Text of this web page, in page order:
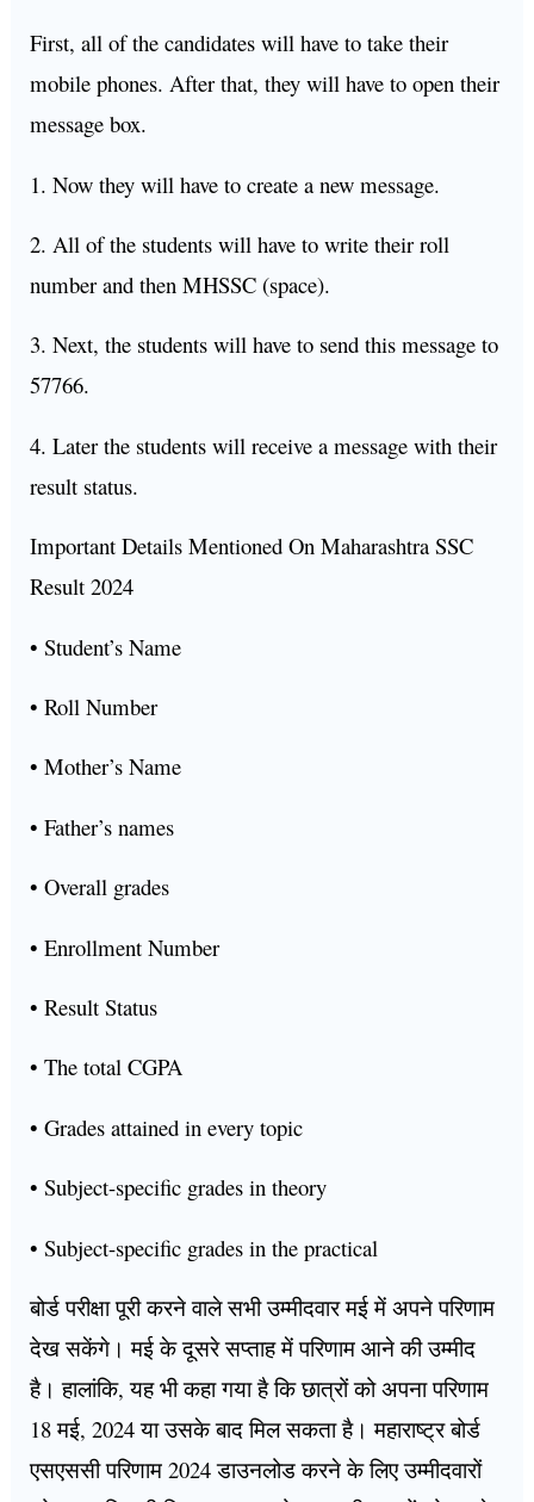
First, all of the candidates will have to take their
mobile phones. After that, they will have to open their
message box.
1. Now they will have to create a new message.
2. All of the students will have to write their roll
number and then MHSSC (space).
3. Next, the students will have to send this message to
57766.
4. Later the students will receive a message with their
result status.
Important Details Mentioned On Maharashtra SSC
Result 2024
• Student’s Name
• Roll Number
• Mother’s Name
• Father’s names
• Overall grades
• Enrollment Number
• Result Status
• The total CGPA
• Grades attained in every topic
• Subject-specific grades in theory
• Subject-specific grades in the practical
बोर्ड परीक्षा पूरी करने वाले सभी उम्मीदवार मई में अपने परिणाम
देख सकेंगे। मई के दूसरे सप्ताह में परिणाम आने की उम्मीद
है। हालांकि, यह भी कहा गया है कि छात्रों को अपना परिणाम
18 मई, 2024 या उसके बाद मिल सकता है। महाराष्ट्र बोर्ड
एसएससी परिणाम 2024 डाउनलोड करने के लिए उम्मीदवारों